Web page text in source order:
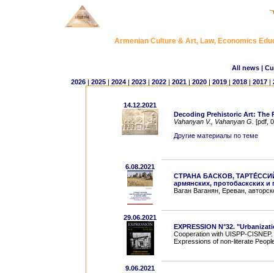
Armenian Culture & Art, Law, Economics
All news |
2026| 2025| 2024| 2023| 2022| 2021| 2020| 2019| 2018| 2017|
14.12.2021
Decoding Prehistoric Art: The
Vahanyan V., Vahanyan G. [pdf,
Другие материалы по теме
6.08.2021
СТРАНА БАСКОВ,
армянских, протобаскских и
Ваган Ваганян, Ереван,
29.06.2021
EXPRESSION N°32.
Cooperation with UISPP-
Expressions of non-literate
9.06.2021